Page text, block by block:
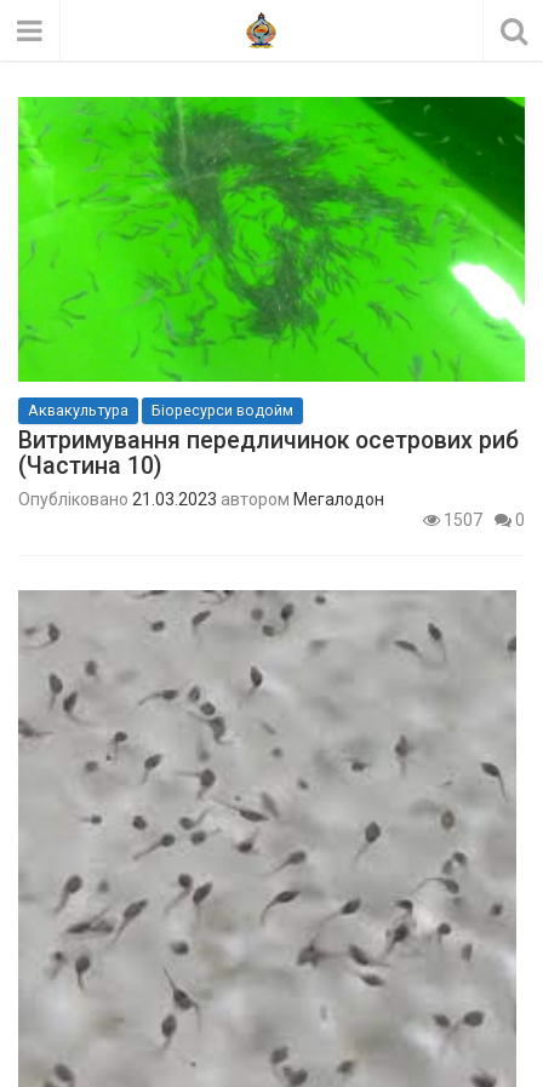
Аквакультура Біоресурси водойм
Витримування передличинок осетрових риб
(Частина 10)
Опубліковано 21.03.2023 автором Мегалодон
1507
0